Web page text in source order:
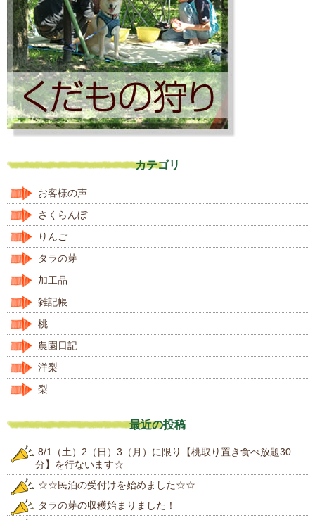
カテゴリ
お客様の声
さくらんぼ
りんご
タラの芽
加工品
雑記帳
桃
農園日記
洋梨
梨
最近の投稿
8/1（土）2（日）3（月）に限り【桃取り置き食べ放題30
分】を行ないます☆
☆☆民泊の受付けを始めました☆☆
タラの芽の収穫始まりました！